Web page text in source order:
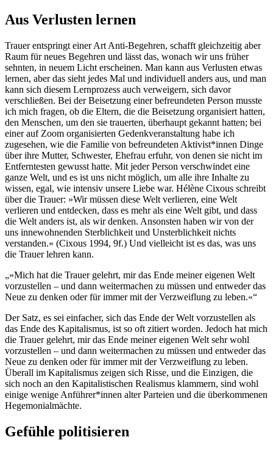
Aus Verlusten lernen
Trauer entspringt einer Art Anti-Begehren, schafft gleichzeitig aber
Raum für neues Begehren und lässt das, wonach wir uns früher
sehnten, in neuem Licht erscheinen. Man kann aus Verlusten etwas
lernen, aber das sieht jedes Mal und individuell anders aus, und man
kann sich diesem Lernprozess auch verweigern, sich davor
verschließen. Bei der Beisetzung einer befreundeten Person musste
ich mich fragen, ob die Eltern, die die Beisetzung organisiert hatten,
den Menschen, um den sie trauerten, überhaupt gekannt hatten; bei
einer auf Zoom organisierten Gedenkveranstaltung habe ich
zugesehen, wie die Familie von befreundeten Aktivist*innen Dinge
über ihre Mutter, Schwester, Ehefrau erfuhr, von denen sie nicht im
Entferntesten gewusst hatte. Mit jeder Person verschwindet eine
ganze Welt, und es ist uns nicht möglich, um alle ihre Inhalte zu
wissen, egal, wie intensiv unsere Liebe war. Hélène Cixous schreibt
über die Trauer: »Wir müssen diese Welt verlieren, eine Welt
verlieren und entdecken, dass es mehr als eine Welt gibt, und dass
die Welt anders ist, als wir denken. Ansonsten haben wir von der
uns innewohnenden Sterblichkeit und Unsterblichkeit nichts
verstanden.« (Cixous 1994, 9f.) Und vielleicht ist es das, was uns
die Trauer lehren kann.
»Mich hat die Trauer gelehrt, mir das Ende meiner eigenen Welt
vorzustellen – und dann weitermachen zu müssen und entweder das
Neue zu denken oder für immer mit der Verzweiflung zu leben.«
Der Satz, es sei einfacher, sich das Ende der Welt vorzustellen als
das Ende des Kapitalismus, ist so oft zitiert worden. Jedoch hat mich
die Trauer gelehrt, mir das Ende meiner eigenen Welt sehr wohl
vorzustellen – und dann weitermachen zu müssen und entweder das
Neue zu denken oder für immer mit der Verzweiflung zu leben.
Überall im Kapitalismus zeigen sich Risse, und die Einzigen, die
sich noch an den Kapitalistischen Realismus klammern, sind wohl
einige wenige Anführer*innen alter Parteien und die überkommenen
Hegemonialmächte.
Gefühle politisieren